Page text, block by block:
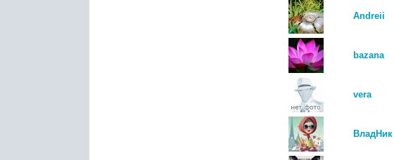
Andreii
bazana
vera
ВладНик